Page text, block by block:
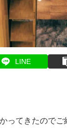
LINE
ってきたのでご